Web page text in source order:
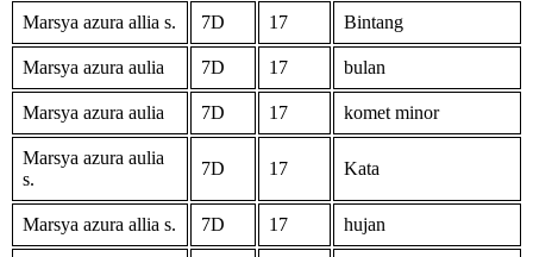
Marsya azura allia s. 7D 17 Bintang
Marsya azura aulia 7D 17 bulan
Marsya azura aulia 7D 17 komet minor
Marsya azura aulia
s.
7D 17 Kata
Marsya azura allia s. 7D 17 hujan